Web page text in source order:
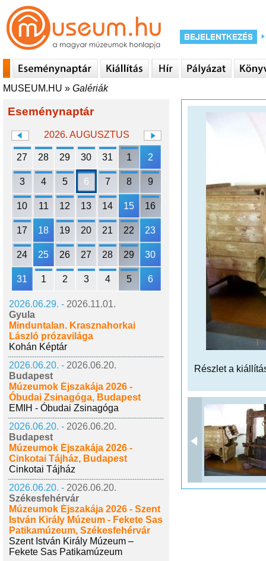
MUSEUM.HU » Galériák
Eseménynaptár
2026. AUGUSZTUS
27 28 29 30 31 1 2
3 4 5 6 7 8 9
10 11 12 13 14 15 16
17 18 19 20 21 22 23
24 25 26 27 28 29 30
31 1 2 3 4 5 6
2026.06.29. - 2026.11.01.
Gyula
Minduntalan. Krasznahorkai
László prózavilága
Kohán Képtár
2026.06.20. - 2026.06.20.
Budapest
Múzeumok Éjszakája 2026 -
Óbudai Zsinagóga, Budapest
EMIH - Óbudai Zsinagóga
2026.06.20. - 2026.06.20.
Budapest
Múzeumok Éjszakája 2026 -
Cinkotai Tájház, Budapest
Cinkotai Tájház
2026.06.20. - 2026.06.20.
Székesfehérvár
Múzeumok Éjszakája 2026 - Szent
István Király Múzeum - Fekete Sas
Patikamúzeum, Székesfehérvár
Szent István Király Múzeum –
Fekete Sas Patikamúzeum
Részlet a